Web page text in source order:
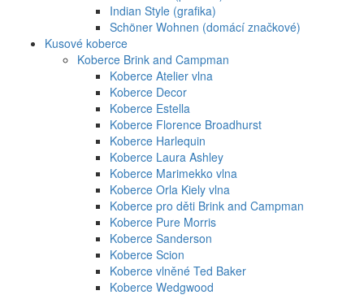
Indian Style (grafika)
Schöner Wohnen (domácí značkové)
Kusové koberce
Koberce Brink and Campman
Koberce Atelier vlna
Koberce Decor
Koberce Estella
Koberce Florence Broadhurst
Koberce Harlequin
Koberce Laura Ashley
Koberce Marimekko vlna
Koberce Orla Kiely vlna
Koberce pro děti Brink and Campman
Koberce Pure Morris
Koberce Sanderson
Koberce Scion
Koberce vlněné Ted Baker
Koberce Wedgwood